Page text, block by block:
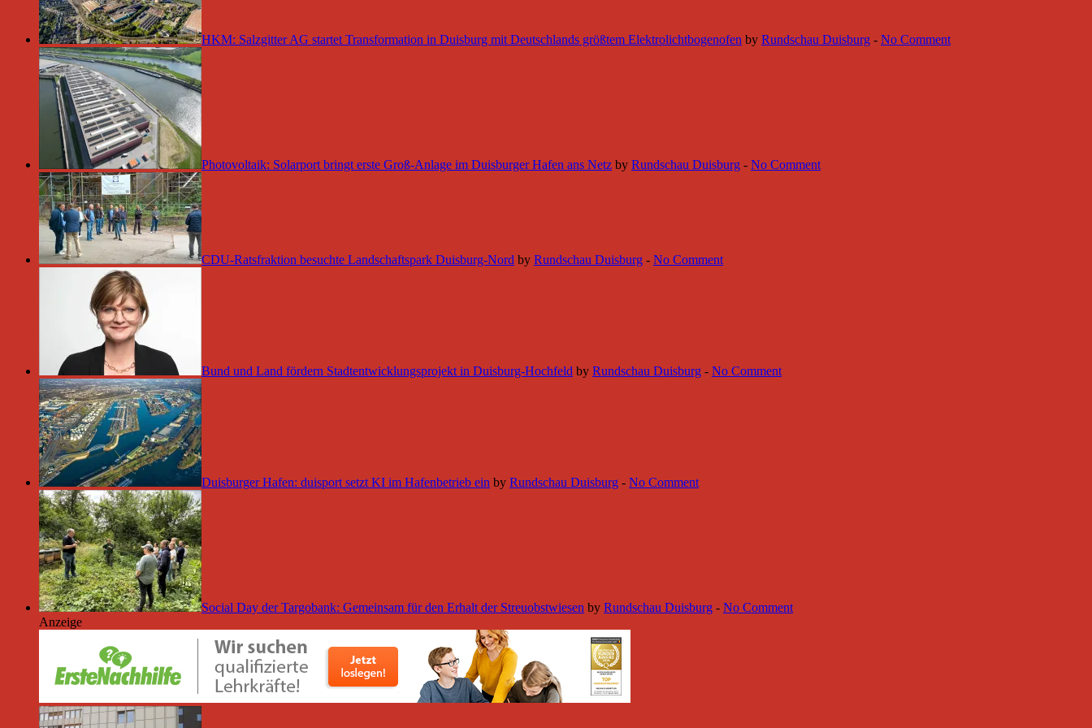
HKM: Salzgitter AG startet Transformation in Duisburg mit Deutschlands größtem Elektrolichtbogenofen by Rundschau Duisburg - No Comment
Photovoltaik: Solarport bringt erste Groß-Anlage im Duisburger Hafen ans Netz by Rundschau Duisburg - No Comment
CDU-Ratsfraktion besuchte Landschaftspark Duisburg-Nord by Rundschau Duisburg - No Comment
Bund und Land fördern Stadtentwicklungsprojekt in Duisburg-Hochfeld by Rundschau Duisburg - No Comment
Duisburger Hafen: duisport setzt KI im Hafenbetrieb ein by Rundschau Duisburg - No Comment
Social Day der Targobank: Gemeinsam für den Erhalt der Streuobstwiesen by Rundschau Duisburg - No Comment
Anzeige